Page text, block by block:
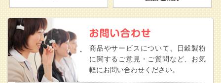
商品やサービスについて、日穀製粉
に関するご意見・ご質問など、お気
軽にお問い合わせください。